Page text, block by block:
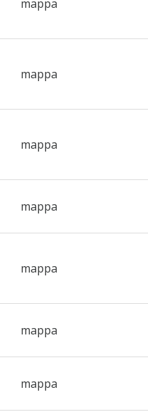
mappa
mappa
mappa
mappa
mappa
mappa
mappa